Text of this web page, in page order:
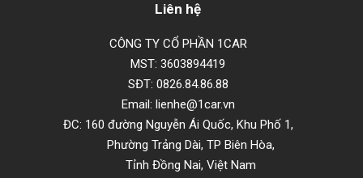
Liên hệ
CÔNG TY CỔ PHẦN 1CAR
MST: 3603894419
SĐT: 0826.84.86.88
Email: lienhe@1car.vn
ĐC: 160 đường Nguyễn Ái Quốc, Khu Phố 1,
Phường Trảng Dài, TP Biên Hòa,
Tỉnh Đồng Nai, Việt Nam